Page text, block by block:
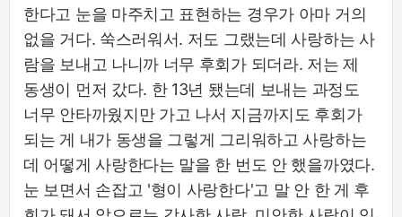
한다고 눈을 마주치고 표현하는 경우가 아마 거의
없을 거다. 쑥스러워서. 저도 그랬는데 사랑하는 사
람을 보내고 나니까 너무 후회가 되더라. 저는 제
동생이 먼저 갔다. 한 13년 됐는데 보내는 과정도
너무 안타까웠지만 가고 나서 지금까지도 후회가
되는 게 내가 동생을 그렇게 그리워하고 사랑하는
데 어떻게 사랑한다는 말을 한 번도 안 했을까였다.
눈 보면서 손잡고 '형이 사랑한다'고 말 안 한 게 후